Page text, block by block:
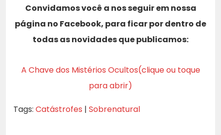
Convidamos você a nos seguir em nossa
página no Facebook, para ficar por dentro de
todas as novidades que publicamos:
A Chave dos Mistérios Ocultos(clique ou toque
para abrir)
Tags: Catástrofes | Sobrenatural